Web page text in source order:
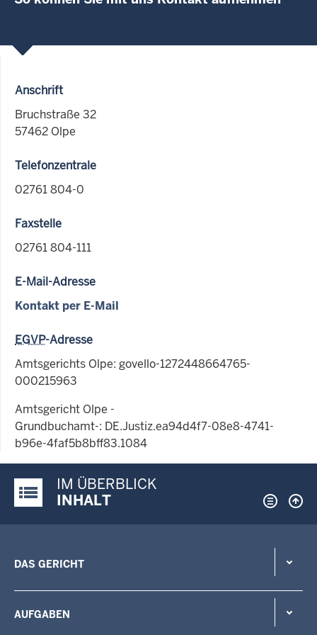
Anschrift
Bruchstraße 32
57462 Olpe
Telefonzentrale
02761 804-0
Faxstelle
02761 804-111
E-Mail-Adresse
Kontakt per E-Mail
EGVP-Adresse
Amtsgerichts Olpe: govello-1272448664765-
000215963
Amtsgericht Olpe -
Grundbuchamt-: DE.Justiz.ea94d4f7-08e8-4741-
b96e-4faf5b8bff83.1084
Justiz-Portal im Überblick:
IM ÜBERBLICK
INHALT
DAS GERICHT
AUFGABEN